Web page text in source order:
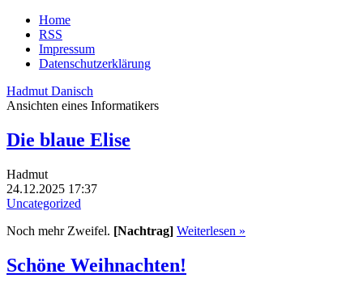
Home
RSS
Impressum
Datenschutzerklärung
Hadmut Danisch
Ansichten eines Informatikers
Die blaue Elise
Hadmut
24.12.2025 17:37
Uncategorized
Noch mehr Zweifel. [Nachtrag] Weiterlesen »
Schöne Weihnachten!